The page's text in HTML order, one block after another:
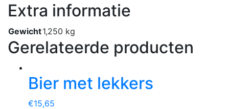
Extra informatie
Gewicht1,250 kg
Gerelateerde producten
Bier met lekkers
€15,65